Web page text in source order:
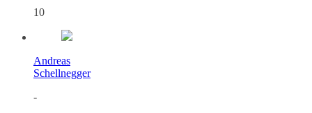
10
Andreas
Schellnegger
-